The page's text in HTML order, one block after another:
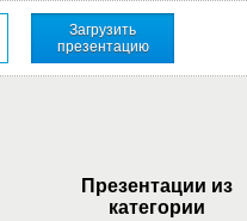
Загрузить
презентацию
Презентации из
категории